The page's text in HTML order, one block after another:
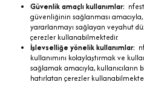
Güvenlik amaçlı kullanımlar:
güvenliğinin sağlanması
yararlanmayı sağlayan veyahut
çerezler kullanabilmektedir.
İşlevselliğe yönelik kullanımlar:
kullanımını kolaylaştırmak ve
sağlamak amacıyla,
hatırlatan çerezler